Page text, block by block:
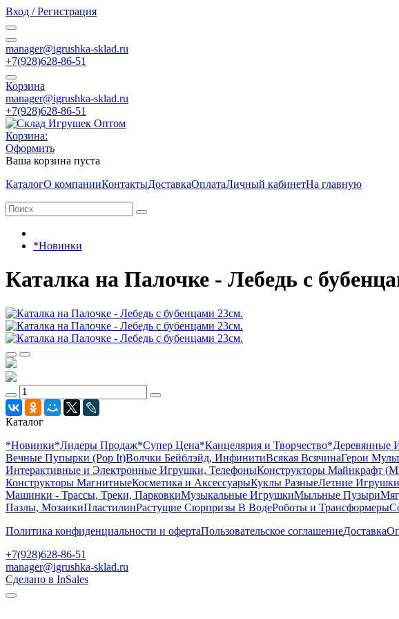
Вход / Регистрация
manager@igrushka-sklad.ru
+7(928)628-86-51
Корзина
manager@igrushka-sklad.ru
+7(928)628-86-51
Корзина:
Оформить
Ваша корзина пуста
КаталогО компанииКонтактыДоставкаОплатаЛичный кабинетНа главную
*Новинки
Каталка на Палочке - Лебедь с
Каталог
*Новинки*Лидеры Продаж*Супер Цена*Канцелярия и Творчество*Деревянные
Вечные Пупырки (Pop It)Волчки Бейблэйд, ИнфинитиВсякая ВсячинаГерои
Интерактивные и Электронные Игрушки, ТелефоныКонструкторы Майнкрафт
Конструкторы МагнитныеКосметика и АксессуарыКуклы РазныеЛетние Игрушки
Машинки - Трассы, Треки, ПарковкиМузыкальные ИгрушкиМыльные Пузыри
Пазлы, МозаикиПластилинРастущие Сюрпризы В ВодеРоботы и Трансформеры
Политика конфиденциальности и офертаПользовательское соглашениеДоставка
+7(928)628-86-51
manager@igrushka-sklad.ru
Сделано в InSales